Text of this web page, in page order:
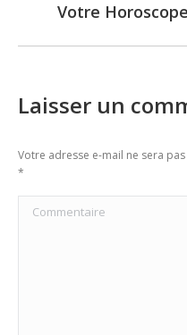
Votre
Laisser un
Votre adresse e-mail ne sera
*
Commentaire